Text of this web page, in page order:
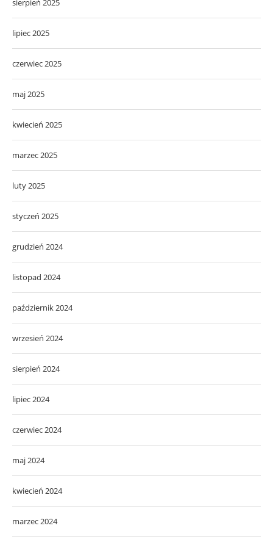
sierpień 2025
lipiec 2025
czerwiec 2025
maj 2025
kwiecień 2025
marzec 2025
luty 2025
styczeń 2025
grudzień 2024
listopad 2024
październik 2024
wrzesień 2024
sierpień 2024
lipiec 2024
czerwiec 2024
maj 2024
kwiecień 2024
marzec 2024